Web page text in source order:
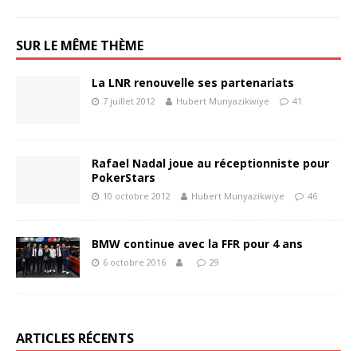
SUR LE MÊME THÈME
La LNR renouvelle ses partenariats
7 juillet 2012 Hubert Munyazikwiye 41
Rafael Nadal joue au réceptionniste pour
PokerStars
10 octobre 2012 Hubert Munyazikwiye 46
BMW continue avec la FFR pour 4 ans
6 octobre 2016 29
ARTICLES RÉCENTS